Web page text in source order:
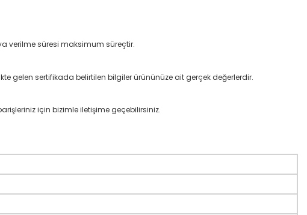
verilme süresi maksimum süreçtir.
gelen sertifikada belirtilen bilgiler ürününüze ait gerçek değerlerdir.
için bizimle iletişime geçebilirsiniz.